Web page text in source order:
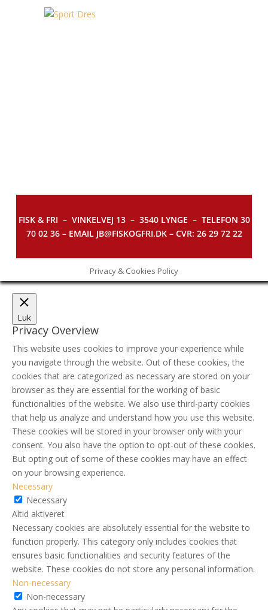
FISK & FRI – VINKELVEJ 13 – 3540 LYNGE – TELEFON 30
70 02 36 – EMAIL JB@FISKOGFRI.DK – CVR: 26 29 72 22
Privacy & Cookies Policy
Luk
Privacy Overview
This website uses cookies to improve your experience while
you navigate through the website. Out of these cookies, the
cookies that are categorized as necessary are stored on your
browser as they are essential for the working of basic
functionalities of the website. We also use third-party cookies
that help us analyze and understand how you use this website.
These cookies will be stored in your browser only with your
consent. You also have the option to opt-out of these cookies.
But opting out of some of these cookies may have an effect
on your browsing experience.
Necessary
Necessary
Altid aktiveret
Necessary cookies are absolutely essential for the website to
function properly. This category only includes cookies that
ensures basic functionalities and security features of the
website. These cookies do not store any personal information.
Non-necessary
Non-necessary